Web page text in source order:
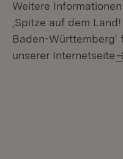
Weitere
‚Spitze auf dem
Baden-Württemberg‘
unserer Internetseite